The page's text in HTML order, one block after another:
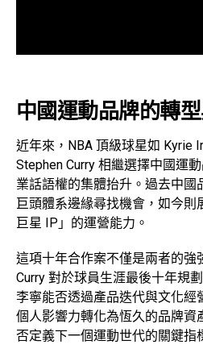
中國運動品牌的轉
近年來，NBA 頂級球星如 Kyrie
Stephen Curry 相繼選擇中國運
業話語權的集體抬升。過去中國
巨頭體系邊緣尋找機會，如今則
巨星 IP」的運營能力。
這項十年合作案不僅是兩者的強
Curry 對於球員生涯最後十年規
李寧能否透過產品迭代與文化經
個人影響力轉化為恆久的品牌資
否定義下一個運動世代的關鍵指